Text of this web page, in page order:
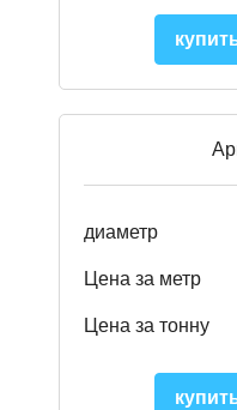
диаметр
Цена за метр
Цена за тонну